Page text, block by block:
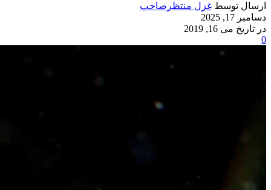
ارسال توسط غزل منتظرصاحب
دسامبر 17, 2025
در تاریخ می 16, 2019
0